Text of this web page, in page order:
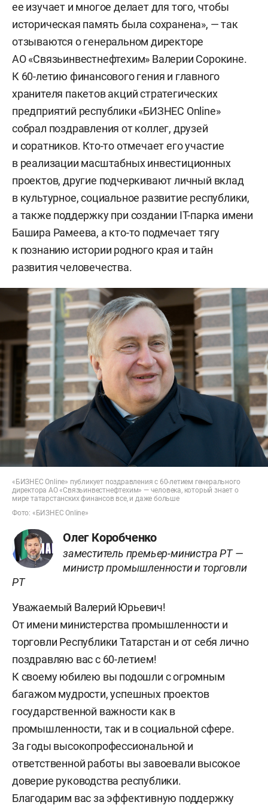
ее изучает и многое делает для того, чтобы
историческая память была сохранена», — так
отзываются о генеральном директоре
АО «Связьинвестнефтехим» Валерии Сорокине.
К 60-летию финансового гения и главного
хранителя пакетов акций стратегических
предприятий республики «БИЗНЕС Online»
собрал поздравления от коллег, друзей
и соратников. Кто-то отмечает его участие
в реализации масштабных инвестиционных
проектов, другие подчеркивают личный вклад
в культурное, социальное развитие республики,
а также поддержку при создании IТ-парка имени
Башира Рамеева, а кто-то подмечает тягу
к познанию истории родного края и тайн
развития человечества.
«БИЗНЕС Online» публикует поздравления с 60-летием генерального
директора АО «Связьинвестнефтехим» — человека, который знает о
мире татарстанских финансов все, и даже больше
Фото: «БИЗНЕС Online»
Олег Коробченко
заместитель премьер-министра РТ —
министр промышленности и торговли
РТ
Уважаемый Валерий Юрьевич!
От имени министерства промышленности и
торговли Республики Татарстан и от себя лично
поздравляю вас с 60-летием!
К своему юбилею вы подошли с огромным
багажом мудрости, успешных проектов
государственной важности как в
промышленности, так и в социальной сфере.
За годы высокопрофессиональной и
ответственной работы вы завоевали высокое
доверие руководства республики.
Благодарим вас за эффективную поддержку